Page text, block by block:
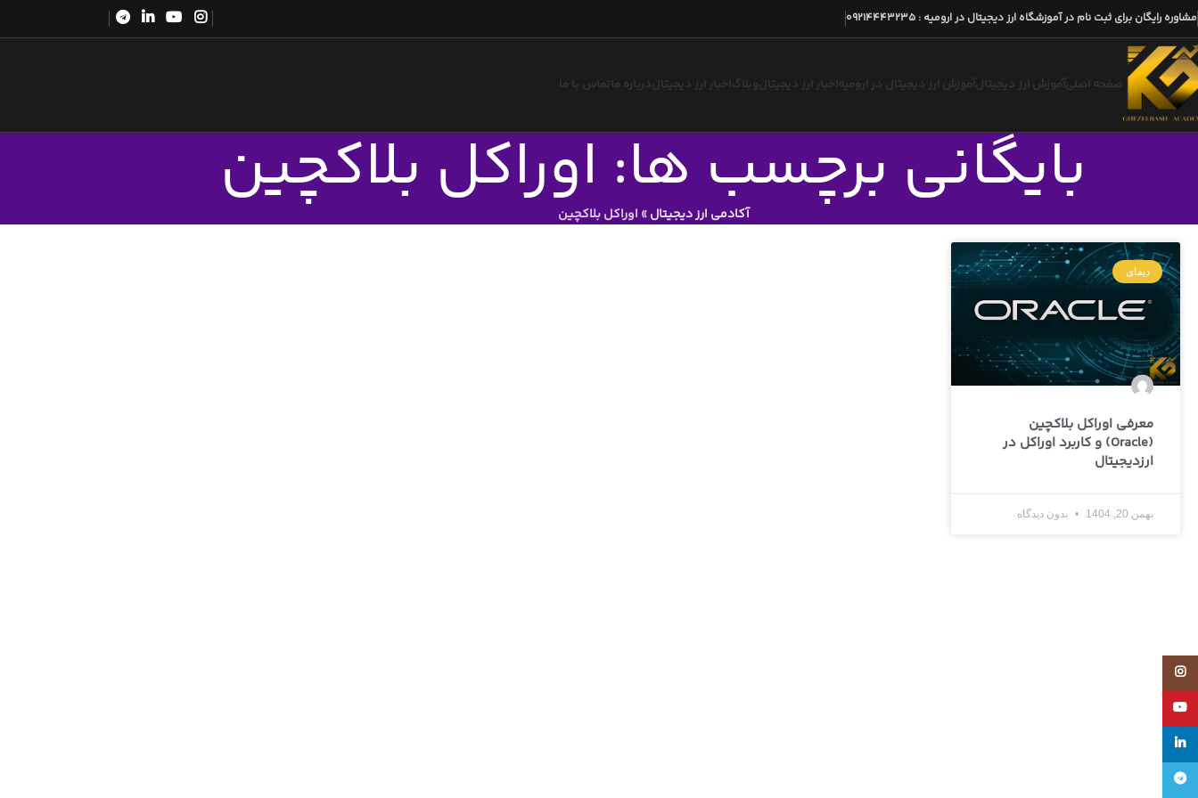
مشاوره رایگان برای ثبت نام در آموزشگاه ارز دیجیتال در ارومیه :
09214443235
صفحه اصلیآموزش ارز دیجیتالآموزش ارز دیجیتال در ارومیه اخبار ارز دیجیتالوبلاگ اخبار ارز دیجیتالدرباره ماتماس با ما
بایگانی برچسب ها: اوراکل بلاکچین
آکادمی ارز دیجیتال» اوراکل بلاکچین
دیفای
معرفی اوراکل بلاکچین
(Oracle) و کاربرد اوراکل در
ارزدیجیتال
بهمن 20, 1404 بدون دیدگاه